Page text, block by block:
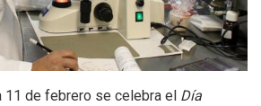
11 de febrero se celebra el Día